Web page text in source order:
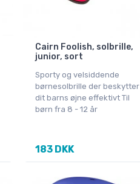
Cairn Foolish, solbrille,
junior, sort
Sporty og velsiddende
børnesolbrille der beskytter
dit barns øjne effektivt Til
børn fra 8 - 12 år
183 DKK